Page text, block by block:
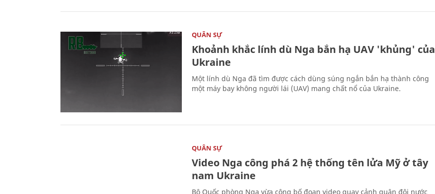
QUÂN SỰ
Khoảnh khắc lính dù Nga bắn hạ UAV 'khủng' của
Ukraine
Một lính dù Nga đã tìm được cách dùng súng ngắn bắn hạ thành công
một máy bay không người lái (UAV) mang chất nổ của Ukraine.
QUÂN SỰ
Video Nga công phá 2 hệ thống tên lửa Mỹ ở tây
nam Ukraine
Bộ Quốc phòng Nga vừa công bố đoạn video quay cảnh quân đội nước